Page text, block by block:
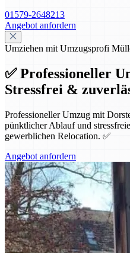
01579-2648213
Angebot anfordern
Umziehen mit Umzugsprofi
✅ Professioneller
Stressfrei &
Professioneller Umzug mit
pünktlicher Ablauf und
gewerblichen Relocation. ✅
Angebot anfordern